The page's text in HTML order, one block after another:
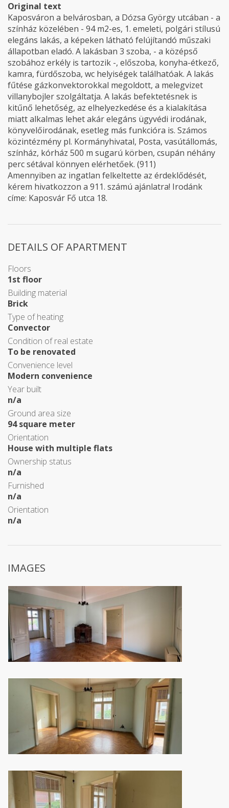
Original text
Kaposváron a belvárosban, a Dózsa György utcában - a
színház közelében - 94 m2-es, 1. emeleti, polgári stílusú
elegáns lakás, a képeken látható felújítandó műszaki
állapotban eladó. A lakásban 3 szoba, - a középső
szobához erkély is tartozik -, előszoba, konyha-étkező,
kamra, fürdőszoba, wc helyiségek találhatóak. A lakás
fűtése gázkonvektorokkal megoldott, a melegvizet
villanybojler szolgáltatja. A lakás befektetésnek is
kitűnő lehetőség, az elhelyezkedése és a kialakítása
miatt alkalmas lehet akár elegáns ügyvédi irodának,
könyvelőirodának, esetleg más funkcióra is. Számos
közintézmény pl. Kormányhivatal, Posta, vasútállomás,
színház, kórház 500 m sugarú körben, csupán néhány
perc sétával könnyen elérhetőek. (911)
Amennyiben az ingatlan felkeltette az érdeklődését,
kérem hivatkozzon a 911. számú ajánlatra! Irodánk
címe: Kaposvár Fő utca 18.
DETAILS OF APARTMENT
Floors
1st floor
Building material
Brick
Type of heating
Convector
Condition of real estate
To be renovated
Convenience level
Modern convenience
Year built
n/a
Ground area size
94 square meter
Orientation
House with multiple flats
Ownership status
n/a
Furnished
n/a
Orientation
n/a
IMAGES